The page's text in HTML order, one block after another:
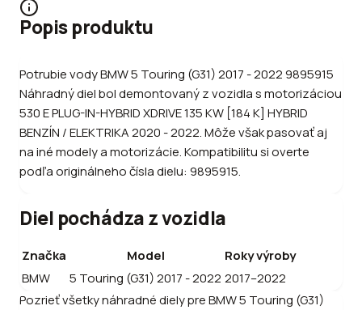
Popis produktu
Potrubie vody BMW 5 Touring (G31) 2017 - 2022 9895915
Náhradný diel bol demontovaný z vozidla s motorizáciou
530 E PLUG-IN-HYBRID XDRIVE 135 KW [184 K] HYBRID
BENZÍN / ELEKTRIKA 2020 - 2022. Môže však pasovať aj
na iné modely a motorizácie. Kompatibilitu si overte
podľa originálneho čísla dielu: 9895915.
Diel pochádza z vozidla
Značka Model
Roky výroby
BMW
5 Touring (G31) 2017 - 2022 2017–2022
Pozrieť všetky náhradné diely preBMW5 Touring (G31)